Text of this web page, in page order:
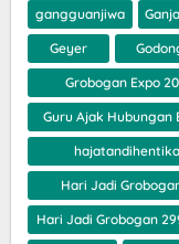
gangguanjiwa Ganja
Geyer
Grobogan Expo
Guru Ajak Hubungan
Hari Jadi
Hari Jadi Grobogan